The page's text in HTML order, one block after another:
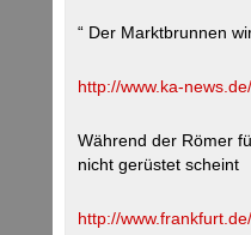
“ Der Marktbrunnen
http://www.ka-
Während der Römer
nicht gerüstet scheint
http://